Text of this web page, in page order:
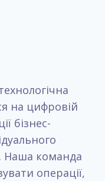
на цифровій
бізнес-
Наша команда
операції,